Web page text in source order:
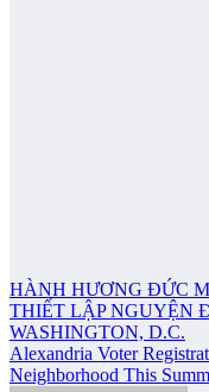
Post
navigation
HÀNH HƯƠNG ĐỨC
THIẾT LẬP NGUYỆN
WASHINGTON, D.C.
Alexandria Voter
Neighborhood This